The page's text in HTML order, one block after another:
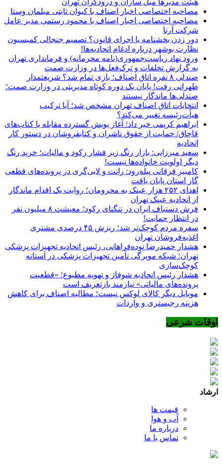
مصاحبه اختصاصی اخبار اصناف با کیوان ثابتی مبلمان وستا
مصاحبه اختصاصی اخبار اصناف با محمود رستمی مدیر عامل
شرکت آرنا
دور زدن بخشنامه یا اجرای قانون؟ تصمیم جنجالی کمیسیون
نظارت بوشهر درباره ادغام اتحادیه‌ها!
ورود نهاد ریاست‌جمهوری(نامه محرمانه) و فرمانداری تهران
به گزارش تخلفات و ترک‌فعل‌ها در وزارت صمت
صندلی ۸ نفره اتاق اصناف؛ بازی تمام شد؟ شریعتمدار
طهرانی رفت! پایان یک دوره کوتاه مدیریتی در وزارت صمت؛
صندلی‌ها ماندگار نیستند
انتخابات اتاق اصناف تهران مشخص شد؛ آیا ترکیب
هیأت‌رئیسه تغییر می‌کند؟
ابراهیم کریمی خبر داد؛ آغاز پویش گسترده مقابله با کتاب‌های
قاچاق/ حمایت از حقوق ناشران و کتابفروشان در دستور کار
اتحادیه
سعید میرزایی: بازار رنگ زیر فشار رکود و مالیات؛ خرید رنگ
دیگر اولویت خانواده‌ها نیست!
کامبیز فرقانی پیله‌رود: رانت و لابی‌گری در پرونده‌های قطعی
گاز استان پایان یافت
اهدای ۲۵۲ هزار عینک به محرومان؛ روایت یک اقدام ماندگار
از اتحادیه عینک تهران
فرش دستباف ایران در تنگنای رکود؛ معیشت ۸ میلیون نفر
در انتظار حمایت!
سفره مردم کوچک‌تر شد؛ ریزش ۴۵ درصدی مشتری
اغذیه‌فروشان تهران
هشدار حمیدرضا نوده‌فراهانی، رئیس اتحادیه تجهیزات پزشکی
تهران؛ شبکه مویرگی تأمین تجهیزات پزشکی در آستانه
کوچک‌سازی
هشدار رئیس اتحادیه شوفاژ و تهویه مطبوع؛ «قطعیت
پرونده‌های مالیاتی» نیازمند بازتعریف است
موبایل دیگر کالای لوکس نیست؛ مطالبه اصناف برای کاهش
هزینه رجیستری و واردات
اوقات شرعی
ارشاد
قیمت ها
آب و هوا
درباره ما
تماس با ما